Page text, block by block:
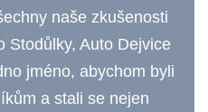
naše zkušenosti
Stodůlky, Auto Dejvice
jméno, abychom byli
a stali se nejen